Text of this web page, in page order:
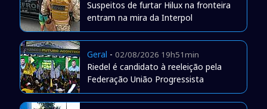
Suspeitos de furtar Hilux na fronteira
entram na mira da Interpol
Geral - 02/08/2026 19h51min
Riedel é candidato à reeleição pela
Federação União Progressista